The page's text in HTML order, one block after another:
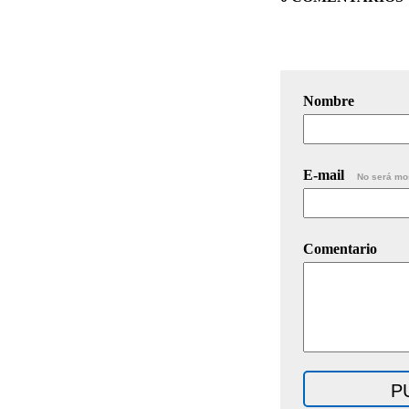
Nombre
E-mail No será
Comentario